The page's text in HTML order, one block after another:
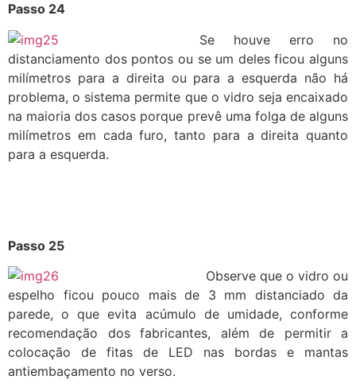
Passo 24
Se houve erro no
distanciamento dos pontos ou se um deles ficou alguns
milímetros para a direita ou para a esquerda não há
problema, o sistema permite que o vidro seja encaixado
na maioria dos casos porque prevê uma folga de alguns
milímetros em cada furo, tanto para a direita quanto
para a esquerda.
Passo 25
Observe que o vidro ou
espelho ficou pouco mais de 3 mm distanciado da
parede, o que evita acúmulo de umidade, conforme
recomendação dos fabricantes, além de permitir a
colocação de fitas de LED nas bordas e mantas
antiembaçamento no verso.